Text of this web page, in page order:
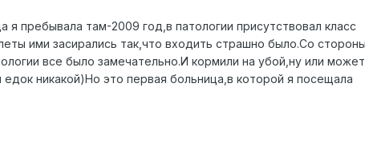
я пребывала там-2009 год,в патологии присутствовал класс
ими засирались так,что входить страшно было.Со стороны
все было замечательно.И кормили на убой,ну или
едок никакой)Но это первая больница,в которой я посещала